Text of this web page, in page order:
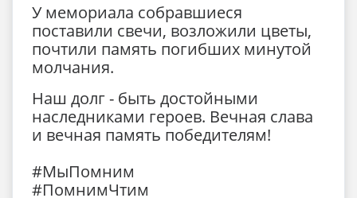
У мемориала собравшиеся
поставили свечи, возложили цветы,
почтили память погибших минутой
молчания.
Наш долг - быть достойными
наследниками героев. Вечная слава
и вечная память победителям!
#МыПомним
#ПомнимЧтим